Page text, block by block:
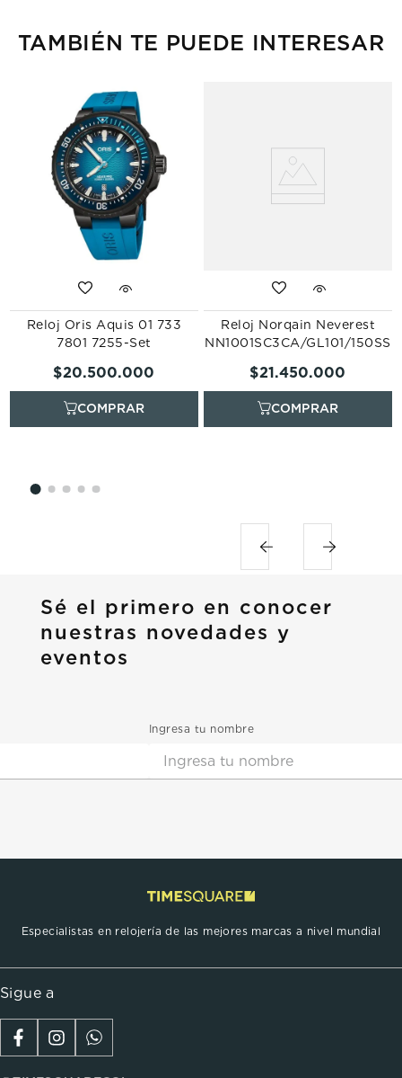
TAMBIÉN TE PUEDE INTERESAR
Reloj Oris Aquis 01 733
7801 7255-Set
$20.500.000
Reloj Norqain Neverest
NN1001SC3CA/GL101/150SS
$21.450.000
Sé el primero en conocer
nuestras novedades y
eventos
Ingresa tu nombre
Especialistas en relojería de las mejores marcas a nivel mundial
Sigue a